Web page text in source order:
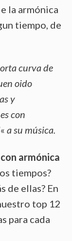
la armónica
tiempo, de
curva de
oido
y
con
« a su música.
con armónica
tiempos?
de ellas? En
top 12
para cada